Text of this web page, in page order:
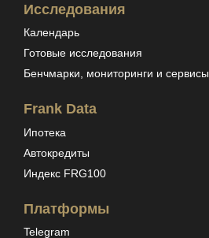
Исследования
Календарь
Готовые исследования
Бенчмарки, мониторинги и сервисы
Frank Data
Ипотека
Автокредиты
Индекс FRG100
Платформы
Telegram